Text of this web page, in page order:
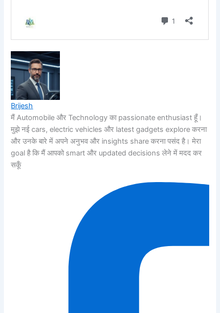
Brijesh
मैं Automobile और Technology का passionate enthusiast हूँ।
मुझे नई cars, electric vehicles और latest gadgets explore करना
और उनके बारे में अपने अनुभव और insights share करना पसंद है। मेरा
goal है कि मैं आपको smart और updated decisions लेने में मदद कर
सकूँ